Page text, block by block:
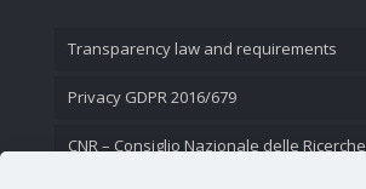
Transparency law and requirements
Privacy GDPR 2016/679
CNR – Consiglio Nazionale delle Ricerche